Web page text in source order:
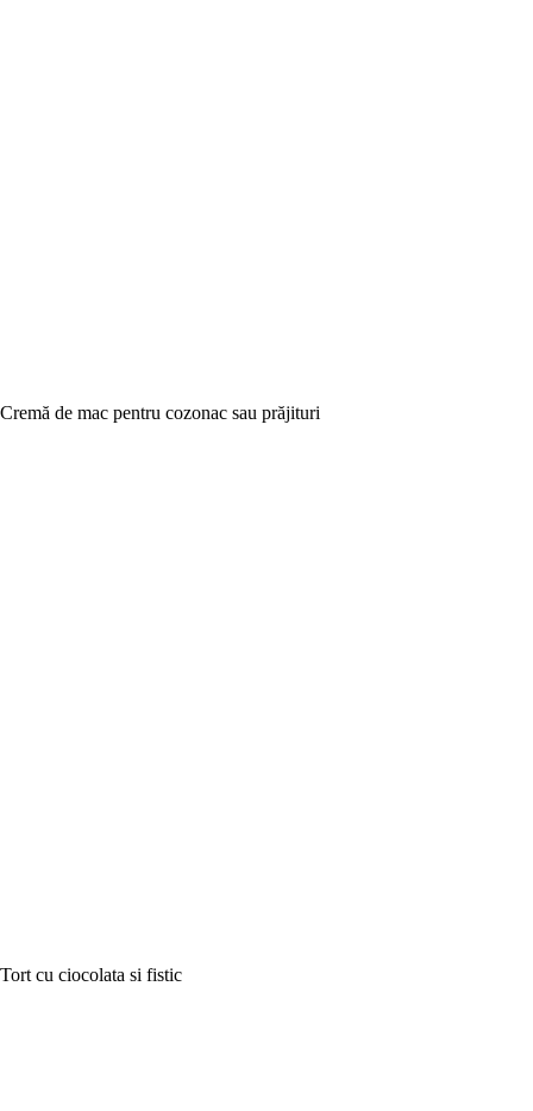
Cremă de mac pentru cozonac sau prăjituri
Tort cu ciocolata si fistic